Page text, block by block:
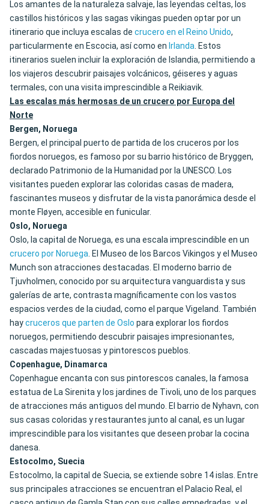
Los amantes de la naturaleza salvaje, las leyendas celtas, los
castillos históricos y las sagas vikingas pueden optar por un
itinerario que incluya escalas de crucero en el Reino Unido,
particularmente en Escocia, así como en Irlanda. Estos
itinerarios suelen incluir la exploración de Islandia, permitiendo a
los viajeros descubrir paisajes volcánicos, géiseres y aguas
termales, con una visita imprescindible a Reikiavik.
Las escalas más hermosas de un crucero por Europa del
Norte
Bergen, Noruega
Bergen, el principal puerto de partida de los cruceros por los
fiordos noruegos, es famoso por su barrio histórico de Bryggen,
declarado Patrimonio de la Humanidad por la UNESCO. Los
visitantes pueden explorar las coloridas casas de madera,
fascinantes museos y disfrutar de la vista panorámica desde el
monte Fløyen, accesible en funicular.
Oslo, Noruega
Oslo, la capital de Noruega, es una escala imprescindible en un
crucero por Noruega. El Museo de los Barcos Vikingos y el Museo
Munch son atracciones destacadas. El moderno barrio de
Tjuvholmen, conocido por su arquitectura vanguardista y sus
galerías de arte, contrasta magníficamente con los vastos
espacios verdes de la ciudad, como el parque Vigeland. También
haycruceros que parten de Oslo para explorar los fiordos
noruegos, permitiendo descubrir paisajes impresionantes,
cascadas majestuosas y pintorescos pueblos.
Copenhague, Dinamarca
Copenhague encanta con sus pintorescos canales, la famosa
estatua de La Sirenita y los jardines de Tivoli, uno de los parques
de atracciones más antiguos del mundo. El barrio de Nyhavn, con
sus casas coloridas y restaurantes junto al canal, es un lugar
imprescindible para los visitantes que deseen probar la cocina
danesa.
Estocolmo, Suecia
Estocolmo, la capital de Suecia, se extiende sobre 14 islas. Entre
sus principales atracciones se encuentran el Palacio Real, el